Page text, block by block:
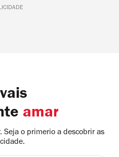
amar
Seja o primerio a descobrir as